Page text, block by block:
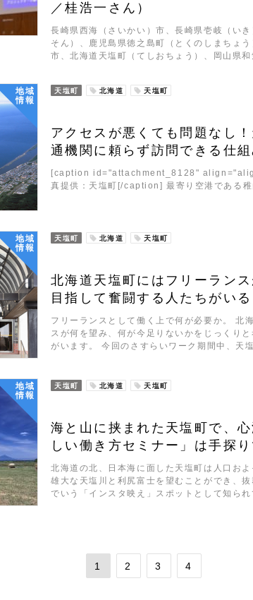
／桂浩一さん）
長崎県西海（さいかい）市、長崎県壱岐（い
そん）、鹿児島県徳之島町（とくのしまちょう
市、北海道天塩町（てしおちょう）、岡山県
地域
情報
天塩町 北海道 天塩町
アクセスが悪くても問題なし
通機関に頼らず訪問できる仕組
[caption id="attachment_8128"
真提供：天塩町[/caption] 最寄り空港である
地域
情報
天塩町 北海道 天塩町
北海道天塩町にはフリーラン
目指して奮闘する人たちがいる
フリーランスとして働く上で何が必要か。 北
スが何を望み、何が今足りないかをじっくり
がいます。 今回のさすらいワーク期間中、天
地域
情報
天塩町 北海道 天塩町
海と山に挟まれた天塩町で、
しい働き方セミナー」は手探
北海道の北、日本海に面した天塩町は人口お
雄大な天塩川と利尻富士を望むことができ、
でいう「インスタ映え」スポットとして知ら
1 2 3 4